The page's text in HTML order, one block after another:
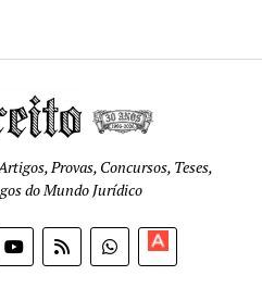
Provas, Concursos, Teses,
do Mundo Jurídico